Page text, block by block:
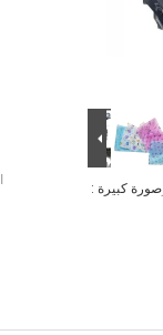
صورة كبيرة :